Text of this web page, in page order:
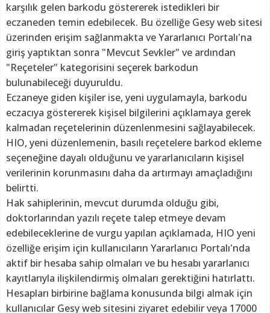
karşılık gelen barkodu göstererek istedikleri bir
eczaneden temin edebilecek. Bu özelliğe Gesy web sitesi
üzerinden erişim sağlanmakta ve Yararlanıcı Portalı'na
giriş yaptıktan sonra "Mevcut Sevkler" ve ardından
"Reçeteler" kategorisini seçerek barkodun
bulunabileceği duyuruldu.
Eczaneye giden kişiler ise, yeni uygulamayla, barkodu
eczacıya göstererek kişisel bilgilerini açıklamaya gerek
kalmadan reçetelerinin düzenlenmesini sağlayabilecek.
HIO, yeni düzenlemenin, basılı reçetelere barkod ekleme
seçeneğine dayalı olduğunu ve yararlanıcıların kişisel
verilerinin korunmasını daha da artırmayı amaçladığını
belirtti.
Hak sahiplerinin, mevcut durumda olduğu gibi,
doktorlarından yazılı reçete talep etmeye devam
edebileceklerine de vurgu yapılan açıklamada, HIO yeni
özelliğe erişim için kullanıcıların Yararlanıcı Portalı'nda
aktif bir hesaba sahip olmaları ve bu hesabı yararlanıcı
kayıtlarıyla ilişkilendirmiş olmaları gerektiğini hatırlattı.
Hesapları birbirine bağlama konusunda bilgi almak için
kullanıcılar Gesy web sitesini ziyaret edebilir veya 17000